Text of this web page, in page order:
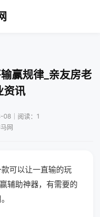
赢规律_亲友房老
资讯
｜阅读：1
网
可以让一直输的玩
辅助神器，有需要的